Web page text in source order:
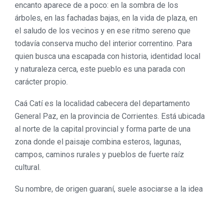
encanto aparece de a poco: en la sombra de los
árboles, en las fachadas bajas, en la vida de plaza, en
el saludo de los vecinos y en ese ritmo sereno que
todavía conserva mucho del interior correntino. Para
quien busca una escapada con historia, identidad local
y naturaleza cerca, este pueblo es una parada con
carácter propio.
Caá Catí es la localidad cabecera del departamento
General Paz, en la provincia de Corrientes. Está ubicada
al norte de la capital provincial y forma parte de una
zona donde el paisaje combina esteros, lagunas,
campos, caminos rurales y pueblos de fuerte raíz
cultural.
Su nombre, de origen guaraní, suele asociarse a la idea